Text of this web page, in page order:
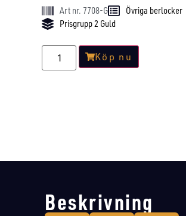
Art nr. 7708-G
Övriga berlocker
Prisgrupp 2 Guld
Köp nu
Beskrivning